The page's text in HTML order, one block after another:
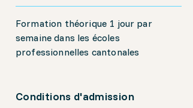
Formation théorique 1 jour par
semaine dans les écoles
professionnelles cantonales
Conditions d'admission